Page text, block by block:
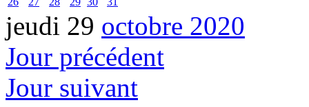
jeudi 29 octobre 2020
Jour précédent
Jour suivant